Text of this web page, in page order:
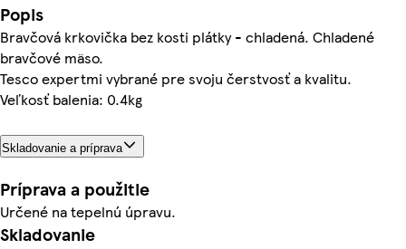
Popis
Bravčová krkovička bez kosti plátky - chladená. Chladené
bravčové mäso.
Tesco expertmi vybrané pre svoju čerstvosť a kvalitu.
Veľkosť balenia: 0.4kg
Skladovanie a príprava
Príprava a použitie
Určené na tepelnú úpravu.
Skladovanie